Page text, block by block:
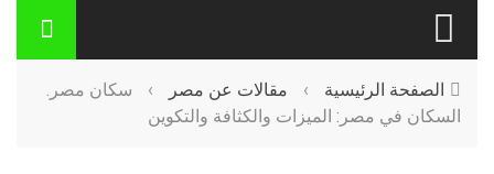
الصفحة الرئيسية › مقالات عن مصر ›
سكان مصر.
السكان في مصر: الميزات والكثافة والتكوين